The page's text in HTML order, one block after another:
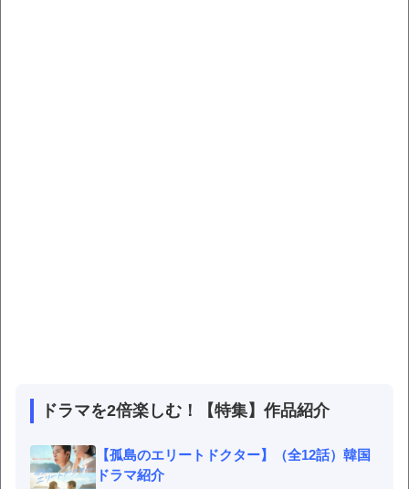
ドラマを2倍楽しむ！【特集】作品紹介
【孤島のエリートドクター】（全12話）韓国
ドラマ紹介